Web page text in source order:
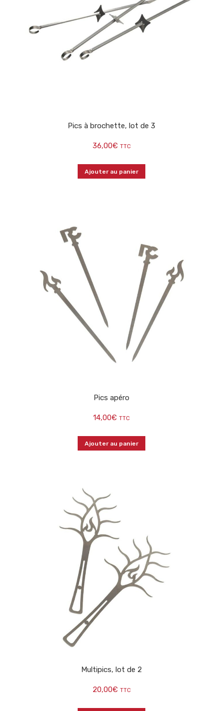
Pics à brochette, lot de 3
36,00€ TTC
Ajouter au panier
Pics apéro
14,00€ TTC
Ajouter au panier
Multipics, lot de 2
20,00€ TTC